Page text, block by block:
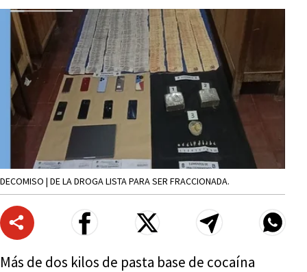
DECOMISO | DE LA DROGA LISTA PARA SER FRACCIONADA.
Más de dos kilos de pasta base de cocaína